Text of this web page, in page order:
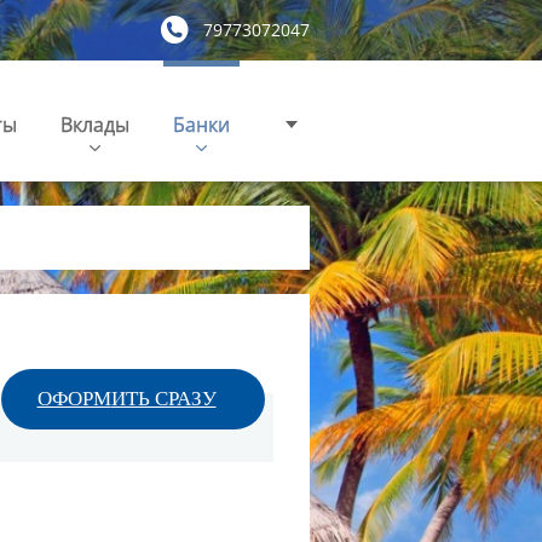
79773072047
Вклады Банки
ОФОРМИТЬ СРАЗУ